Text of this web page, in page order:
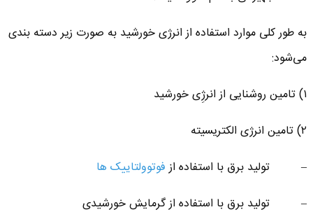
به طور کلی موارد استفاده از انرژی خورشید به صورت زیر دسته ‌بندی
می‌شود:
۱) تامین روشنایی از انرژِی خورشید
۲) تامین انرژی الکتریسیته
– تولید برق با استفاده ازفوتوولتاییک ‌ها
– تولید برق با استفاده از گرمایش خورشیدی